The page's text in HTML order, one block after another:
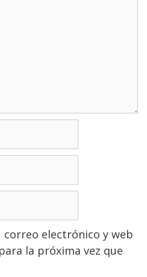
electrónico y web
la próxima vez que